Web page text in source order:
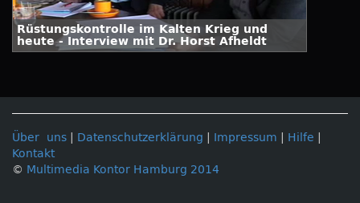
Rüstungskontrolle im Kalten Krieg und
heute - Interview mit Dr. Horst Afheldt
Über uns Datenschutzerklärung Impressum Hilfe
Kontakt
© Multimedia Kontor Hamburg 2014